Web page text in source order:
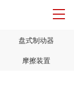
盘式制动器
摩擦装置